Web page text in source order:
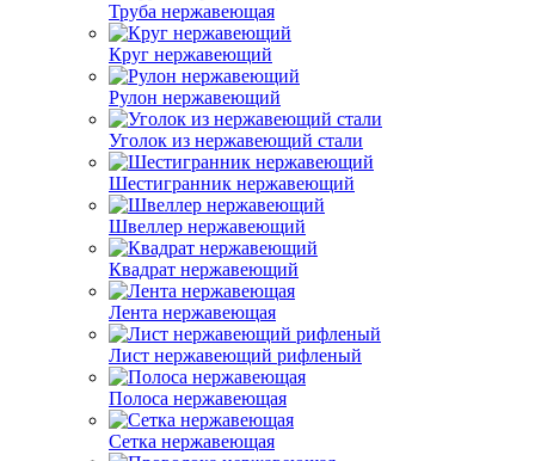
Труба нержавеющая
Круг нержавеющий
Рулон нержавеющий
Уголок из нержавеющий стали
Шестигранник нержавеющий
Швеллер нержавеющий
Квадрат нержавеющий
Лента нержавеющая
Лист нержавеющий рифленый
Полоса нержавеющая
Сетка нержавеющая